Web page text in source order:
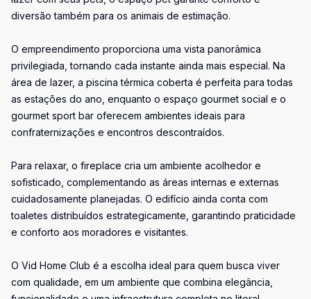
diversão também para os animais de estimação.
O empreendimento proporciona uma vista panorâmica
privilegiada, tornando cada instante ainda mais especial. Na
área de lazer, a piscina térmica coberta é perfeita para todas
as estações do ano, enquanto o espaço gourmet social e o
gourmet sport bar oferecem ambientes ideais para
confraternizações e encontros descontraídos.
Para relaxar, o fireplace cria um ambiente acolhedor e
sofisticado, complementando as áreas internas e externas
cuidadosamente planejadas. O edifício ainda conta com
toaletes distribuídos estrategicamente, garantindo praticidade
e conforto aos moradores e visitantes.
O Vid Home Club é a escolha ideal para quem busca viver
com qualidade, em um ambiente que combina elegância,